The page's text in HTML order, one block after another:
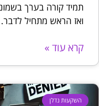
תמיד קורה בערך
ואז הראש מתחיל
קרא עוד »
השקעות נדלן